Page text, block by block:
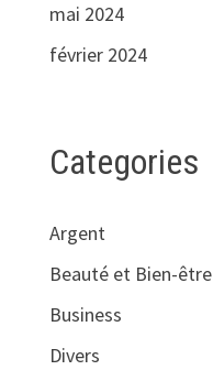
mai 2024
février 2024
Categories
Argent
Beauté et Bien-être
Business
Divers